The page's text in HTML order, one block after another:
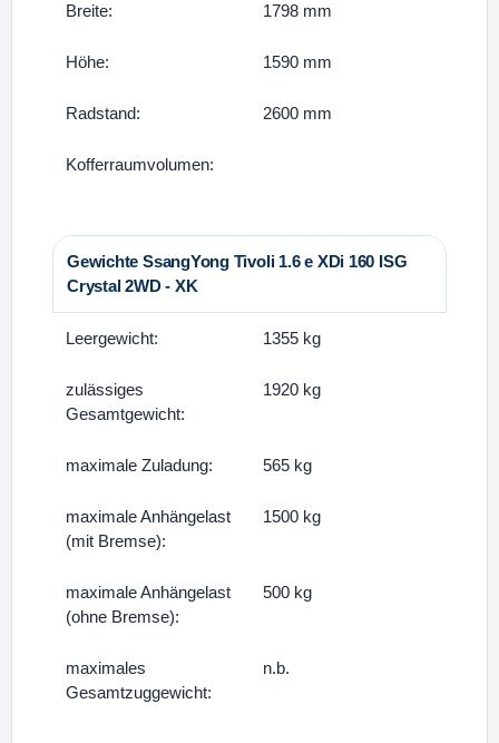
Breite: 1798 mm
Höhe: 1590 mm
Radstand: 2600 mm
Kofferraumvolumen:
Gewichte SsangYong Tivoli 1.6 e XDi 160 ISG
Crystal 2WD - XK
Leergewicht: 1355 kg
zulässiges
Gesamtgewicht:
1920 kg
maximale Zuladung: 565 kg
maximale Anhängelast
(mit Bremse):
1500 kg
maximale Anhängelast
(ohne Bremse):
500 kg
maximales
Gesamtzuggewicht:
n.b.